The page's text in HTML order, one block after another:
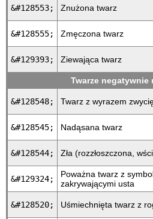
&#128553; Znużona twarz
&#128555; Zmęczona twarz
&#129393; Ziewająca twarz
Twarze negatywnie
&#128548; Twarz z wyrazem
&#128545; Nadąsana twarz
&#128544; Zła (rozzłoszczona,
&#129324;
Poważna twarz z
zakrywającymi usta
&#128520; Uśmiechnięta twarz z